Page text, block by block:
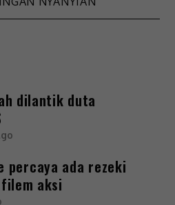
dilantik duta
percaya ada rezeki
aksi